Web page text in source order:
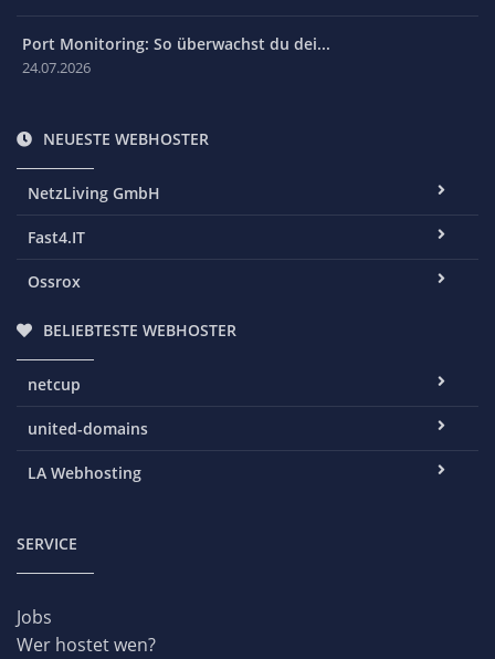
Port Monitoring: So überwachst du dei...
24.07.2026
NEUESTE WEBHOSTER
NetzLiving GmbH
Fast4.IT
Ossrox
BELIEBTESTE WEBHOSTER
netcup
united-domains
LA Webhosting
SERVICE
Jobs
Wer hostet wen?